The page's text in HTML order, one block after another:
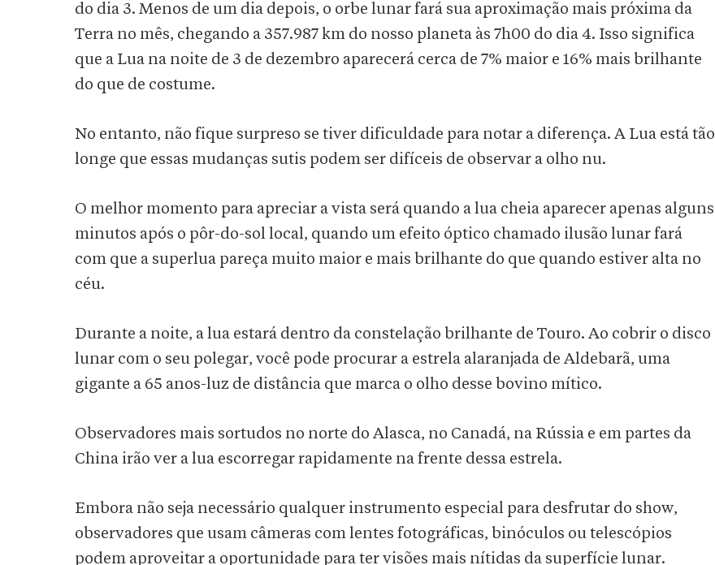
do dia 3. Menos de um dia depois, o orbe lunar fará sua aproximação mais próxima da
Terra no mês, chegando a 357.987 km do nosso planeta às 7h00 do dia 4. Isso significa
que a Lua na noite de 3 de dezembro aparecerá cerca de 7% maior e 16% mais brilhante
do que de costume.
No entanto, não fique surpreso se tiver dificuldade para notar a diferença. A Lua está tão
longe que essas mudanças sutis podem ser difíceis de observar a olho nu.
O melhor momento para apreciar a vista será quando a lua cheia aparecer apenas alguns
minutos após o pôr-do-sol local, quando um efeito óptico chamado ilusão lunar fará
com que a superlua pareça muito maior e mais brilhante do que quando estiver alta no
céu.
Durante a noite, a lua estará dentro da constelação brilhante de Touro. Ao cobrir o disco
lunar com o seu polegar, você pode procurar a estrela alaranjada de Aldebarã, uma
gigante a 65 anos-luz de distância que marca o olho desse bovino mítico.
Observadores mais sortudos no norte do Alasca, no Canadá, na Rússia e em partes da
China irão ver a lua escorregar rapidamente na frente dessa estrela.
Embora não seja necessário qualquer instrumento especial para desfrutar do show,
observadores que usam câmeras com lentes fotográficas, binóculos ou telescópios
podem aproveitar a oportunidade para ter visões mais nítidas da superfície lunar.